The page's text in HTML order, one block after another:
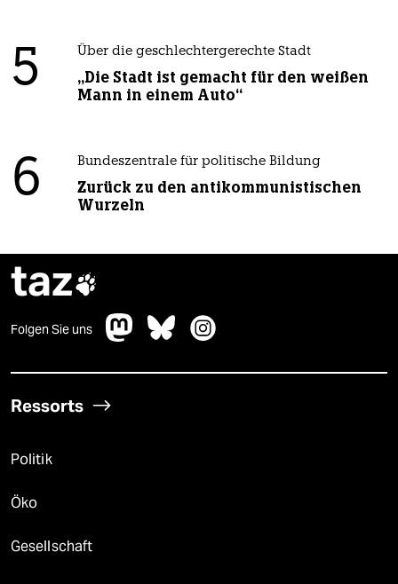
5 Über die geschlechtergerechte Stadt
„Die Stadt ist gemacht für den weißen
Mann in einem Auto“
6 Bundeszentrale für politische Bildung
Zurück zu den antikommunistischen
Wurzeln
taz
Folgen Sie uns
Ressorts
Politik
Öko
Gesellschaft